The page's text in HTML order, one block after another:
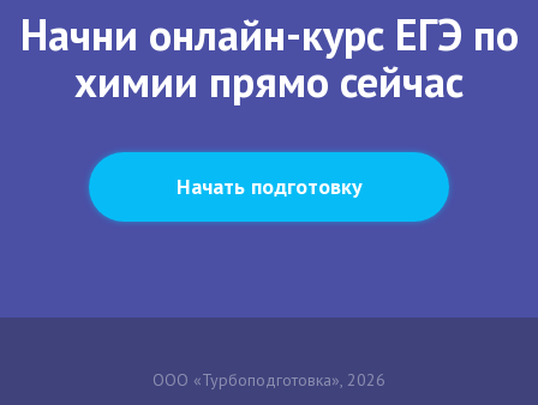
Начни онлайн-курс ЕГЭ по
химии прямо сейчас
Начать подготовку
ООО «Турбоподготовка», 2026